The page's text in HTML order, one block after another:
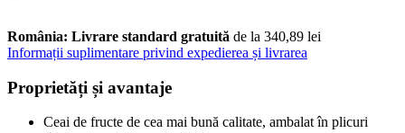
România: Livrare standard gratuită de la 340,89 lei
Informații suplimentare privind expedierea și livrarea
Proprietăți și avantaje
Ceai de fructe de cea mai bună calitate, ambalat în plicuri